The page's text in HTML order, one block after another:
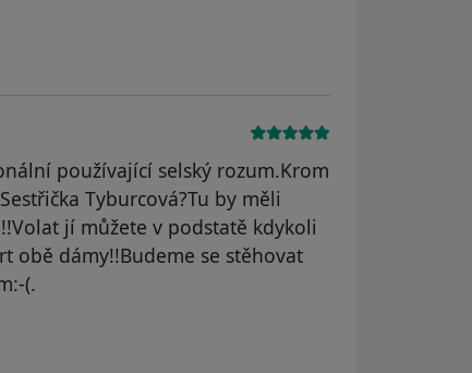
používající selský rozum.Krom
Tyburcová?Tu by měli
jí můžete v podstatě kdykoli
obě dámy!!Budeme se stěhovat
(.